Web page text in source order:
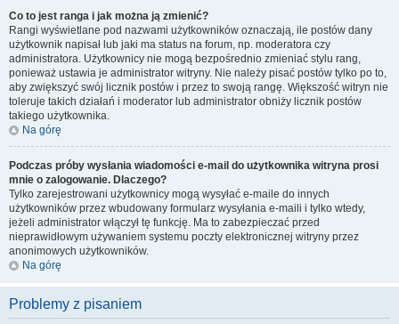
Co to jest ranga i jak można ją zmienić?
Rangi wyświetlane pod nazwami użytkowników oznaczają, ile postów dany
użytkownik napisał lub jaki ma status na forum, np. moderatora czy
administratora. Użytkownicy nie mogą bezpośrednio zmieniać stylu rang,
ponieważ ustawia je administrator witryny. Nie należy pisać postów tylko po to,
aby zwiększyć swój licznik postów i przez to swoją rangę. Większość witryn nie
toleruje takich działań i moderator lub administrator obniży licznik postów
takiego użytkownika.
Na górę
Podczas próby wysłania wiadomości e-mail do użytkownika witryna prosi
mnie o zalogowanie. Dlaczego?
Tylko zarejestrowani użytkownicy mogą wysyłać e-maile do innych
użytkowników przez wbudowany formularz wysyłania e-maili i tylko wtedy,
jeżeli administrator włączył tę funkcję. Ma to zabezpieczać przed
nieprawidłowym używaniem systemu poczty elektronicznej witryny przez
anonimowych użytkowników.
Na górę
Problemy z pisaniem